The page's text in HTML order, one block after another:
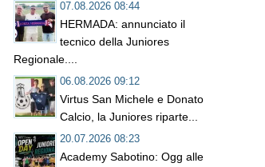
07.08.2026 08:44
HERMADA: annunciato il
tecnico della Juniores
Regionale....
06.08.2026 09:12
Virtus San Michele e Donato
Calcio, la Juniores riparte...
20.07.2026 08:23
Academy Sabotino: Ogg alle